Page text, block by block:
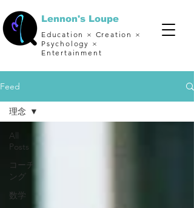
Lennon's Loupe
Education × Creation ×
Psychology ×
Entertainment
Feed
All
Posts
コーチ
ング
数学
理念